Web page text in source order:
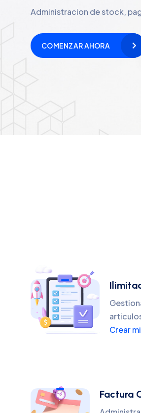
Administracion de stock,
COMENZAR AHORA
Crear
Factura